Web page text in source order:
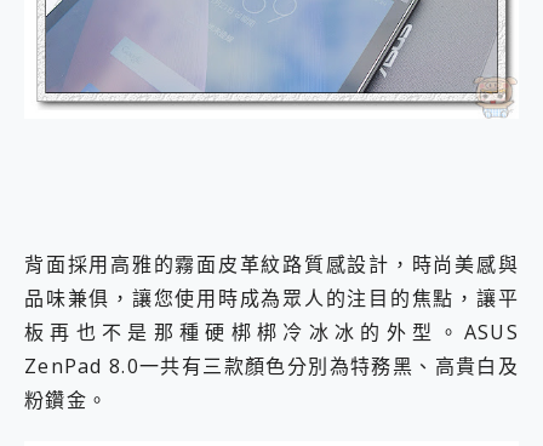
背面採用高雅的霧面皮革紋路質感設計，時尚美感與
品味兼俱，讓您使用時成為眾人的注目的焦點，讓平
板再也不是那種硬梆梆冷冰冰的外型。 ASUS
ZenPad 8.0一共有三款顏色分別為特務黑、高貴白及
粉鑽金。